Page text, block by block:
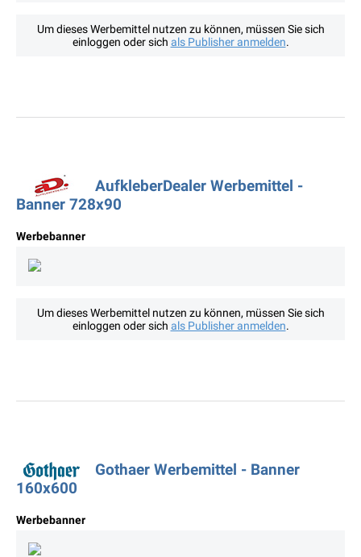
Um dieses Werbemittel nutzen zu können, müssen Sie sich
einloggen oder sich als Publisher anmelden.
AufkleberDealer Werbemittel -
Banner 728x90
Werbebanner
Um dieses Werbemittel nutzen zu können, müssen Sie sich
einloggen oder sich als Publisher anmelden.
Gothaer Werbemittel - Banner
160x600
Werbebanner